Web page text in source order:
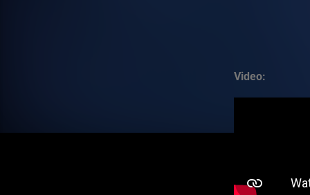
Video: